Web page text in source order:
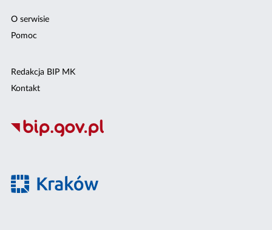
O serwisie
Pomoc
Redakcja BIP MK
Kontakt